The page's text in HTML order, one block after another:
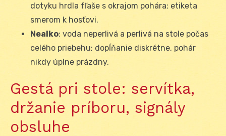
dotyku hrdla fľaše s okrajom pohára; etiketa
smerom k hosťovi.
Nealko: voda neperlivá a perlivá na stole počas
celého priebehu; dopĺňanie diskrétne, pohár
nikdy úplne prázdny.
Gestá pri stole: servítka,
držanie príboru, signály
obsluhe